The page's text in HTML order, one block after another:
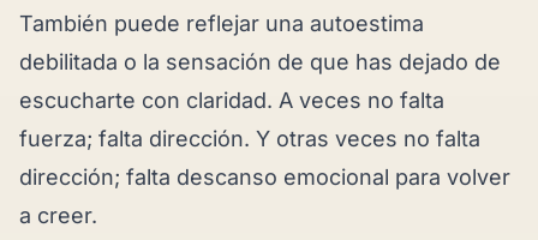
También puede reflejar una autoestima
debilitada o la sensación de que has dejado de
escucharte con claridad. A veces no falta
fuerza; falta dirección. Y otras veces no falta
dirección; falta descanso emocional para volver
a creer.